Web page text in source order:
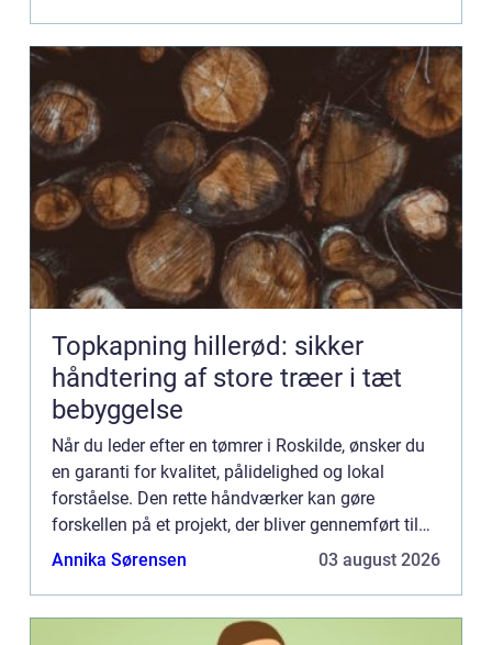
Topkapning hillerød: sikker
håndtering af store træer i tæt
bebyggelse
Når du leder efter en tømrer i Roskilde, ønsker du
en garanti for kvalitet, pålidelighed og lokal
forståelse. Den rette håndværker kan gøre
forskellen på et projekt, der bliver gennemført til
tiden, inden for budgettet og til din fulde
Annika Sørensen 03 august 2026